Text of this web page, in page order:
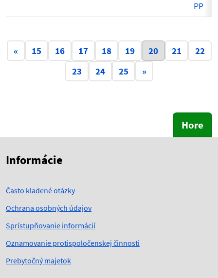
PP
« 15 16 17 18 19 20Aktuálna
21
22
23
24 25 »
Hore
Informácie
Často kladené otázky
Ochrana osobných údajov
Sprístupňovanie informácií
Oznamovanie protispoločenskej činnosti
Prebytočný majetok